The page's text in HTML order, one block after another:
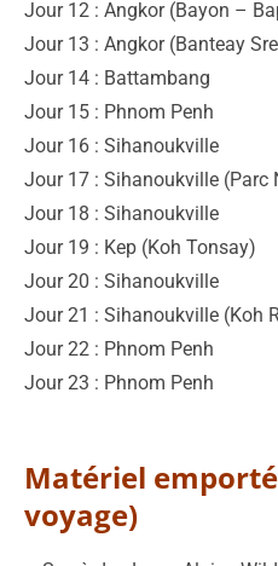
Jour 12 : Angkor (Bayon –
Jour 13 : Angkor (Banteay
Jour 14 : Battambang
Jour 15 : Phnom Penh
Jour 16 : Sihanoukville
Jour 17 : Sihanoukville (Parc
Jour 18 : Sihanoukville
Jour 19 : Kep (Koh Tonsay)
Jour 20 : Sihanoukville
Jour 21 : Sihanoukville (Koh
Jour 22 : Phnom Penh
Jour 23 : Phnom Penh
Matériel
voyage)